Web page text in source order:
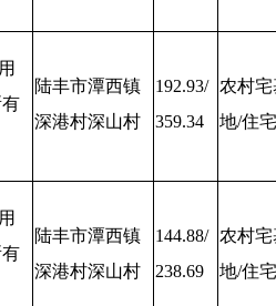
陆丰市潭西镇
深港村深山村
192.93/
359.34
农村宅
地/住宅
陆丰市潭西镇
深港村深山村
144.88/
238.69
农村宅
地/住宅